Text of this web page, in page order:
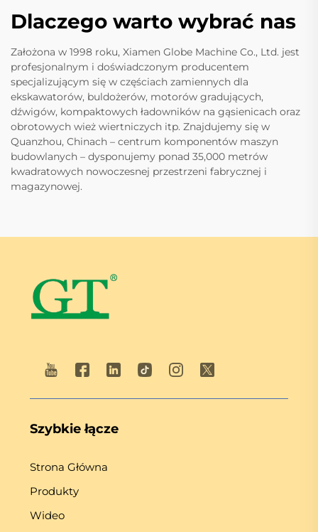
Dlaczego warto wybrać nas
Założona w 1998 roku, Xiamen Globe Machine Co., Ltd. jest
profesjonalnym i doświadczonym producentem
specjalizującym się w częściach zamiennych dla
ekskawatorów, buldożerów, motorów gradujących,
dźwigów, kompaktowych ładowników na gąsienicach oraz
obrotowych wież wiertniczych itp. Znajdujemy się w
Quanzhou, Chinach – centrum komponentów maszyn
budowlanych – dysponujemy ponad 35,000 metrów
kwadratowych nowoczesnej przestrzeni fabrycznej i
magazynowej.
Szybkie łącze
Strona Główna
Produkty
Wideo